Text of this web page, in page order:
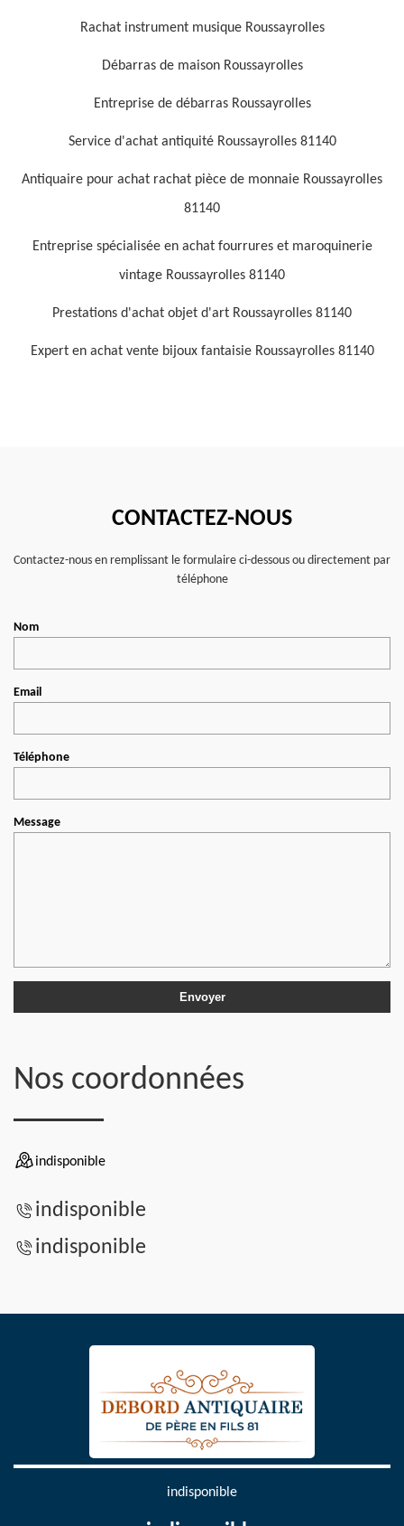
Rachat instrument musique Roussayrolles
Débarras de maison Roussayrolles
Entreprise de débarras Roussayrolles
Service d'achat antiquité Roussayrolles 81140
Antiquaire pour achat rachat pièce de monnaie Roussayrolles
81140
Entreprise spécialisée en achat fourrures et maroquinerie
vintage Roussayrolles 81140
Prestations d'achat objet d'art Roussayrolles 81140
Expert en achat vente bijoux fantaisie Roussayrolles 81140
CONTACTEZ-NOUS
Contactez-nous en remplissant le formulaire ci-dessous ou directement par
téléphone
Nom
Email
Téléphone
Message
Nos coordonnées
indisponible
indisponible
indisponible
indisponible